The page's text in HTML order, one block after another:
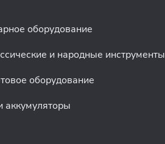
оборудование
и народные инструменты
оборудование
аккумуляторы